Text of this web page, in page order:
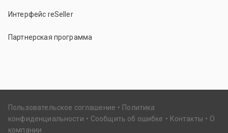
Интерфейс reSeller
Партнерская программа
Пользовательское соглашение
Политика
конфиденциальности
Сообщить об ошибке Контакты
О
компании